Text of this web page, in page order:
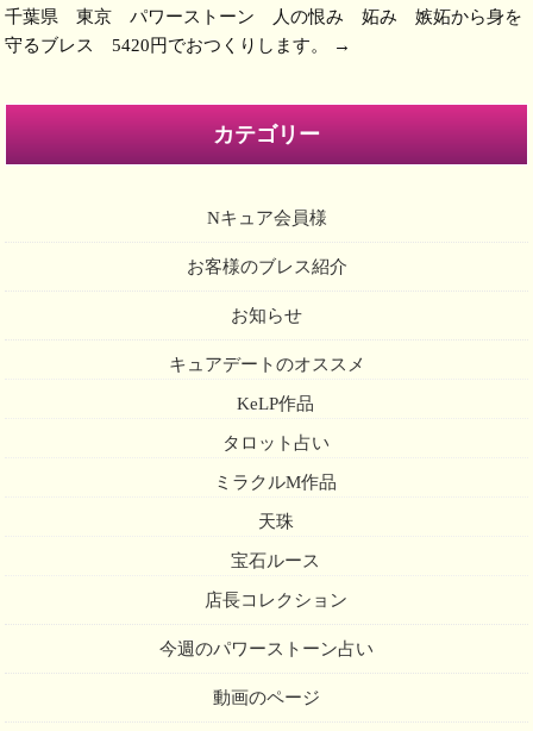
千葉県 東京 パワーストーン 人の恨み 妬み 嫉妬から身を
守るブレス 5420円でおつくりします。
→
カテゴリー
Nキュア会員様
お客様のブレス紹介
お知らせ
キュアデートのオススメ
KeLP作品
タロット占い
ミラクルM作品
天珠
宝石ルース
店長コレクション
今週のパワーストーン占い
動画のページ